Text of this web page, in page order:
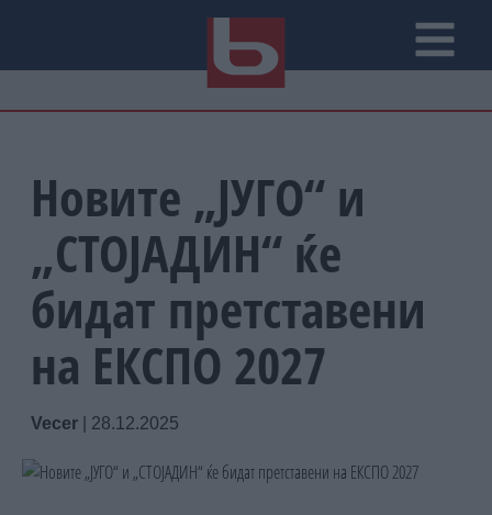
Новите „ЈУГО“ и
„СТОЈАДИН“ ќе
бидат претставени
на ЕКСПО 2027
Vecer 28.12.2025